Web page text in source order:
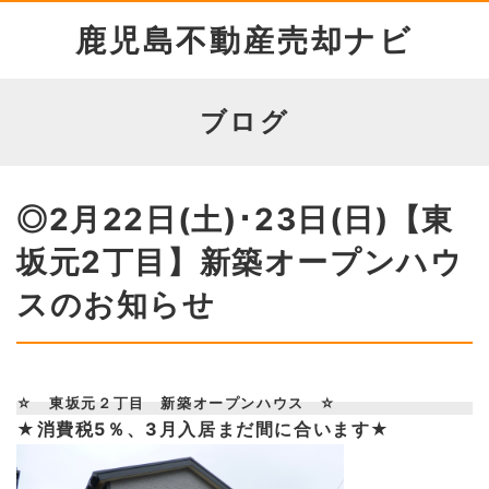
鹿児島不動産売却ナビ
ブログ
◎2月22日(土)･23日(日)【東
坂元2丁目】新築オープンハウ
スのお知らせ
☆ 東坂元２丁目 新築オープンハウス ☆
★消費税5％、3月入居まだ間に合います★